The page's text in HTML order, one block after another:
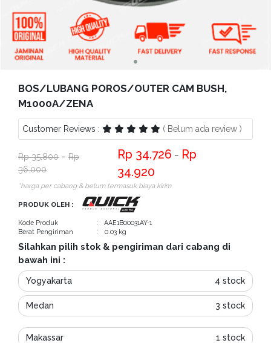
Kritik
Saran
BOS/LUBANG POROS/OUTER CAM BUSH,
M1000A/ZENA
Customer Reviews : ( Belum ada review )
35.800 −
36.000
34.726 −
34.920
*harga per cabang & belum termasuk biaya kirim
PRODUK OLEH :
Kode Produk
: AAE1B00031AY-1
Berat Pengiriman
: 0.03 kg
Silahkan pilih stok & pengiriman dari cabang di
bawah ini :
Yogyakarta 4 stock
Medan 3 stock
Makassar 1 stock